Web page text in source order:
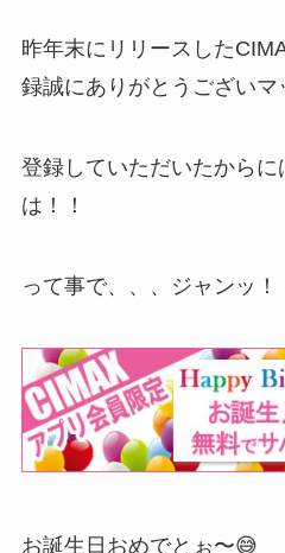
昨年末にリリースした
録誠にありがとうございマ
登録していただいたから
は！！
って事で、、、ジャンッ！
お誕生日おめでとぉ〜😅